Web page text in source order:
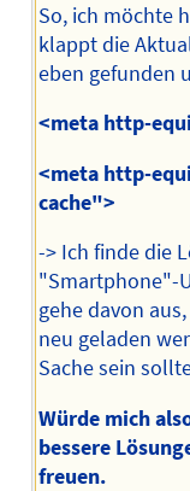
So, ich möchte
klappt die
eben gefunden
<meta http-
<meta http-
cache">
-> Ich finde die
"Smartphone"-
gehe davon
neu geladen
Sache sein
Würde mich
bessere
freuen.